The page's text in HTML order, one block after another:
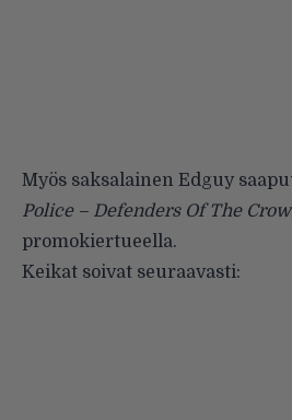
Myös saksalainen Edguy
Police – Defenders Of The
promokiertueella.
Keikat soivat seuraavasti: